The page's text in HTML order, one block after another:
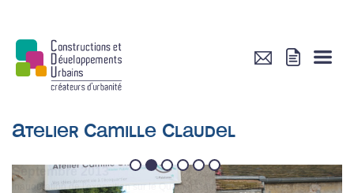
Atelier Camille Claudel
1 3 4 5 6
Septembre 2013
Inauguration de l'exposition sur le Quartier Camille Claudel en cours de